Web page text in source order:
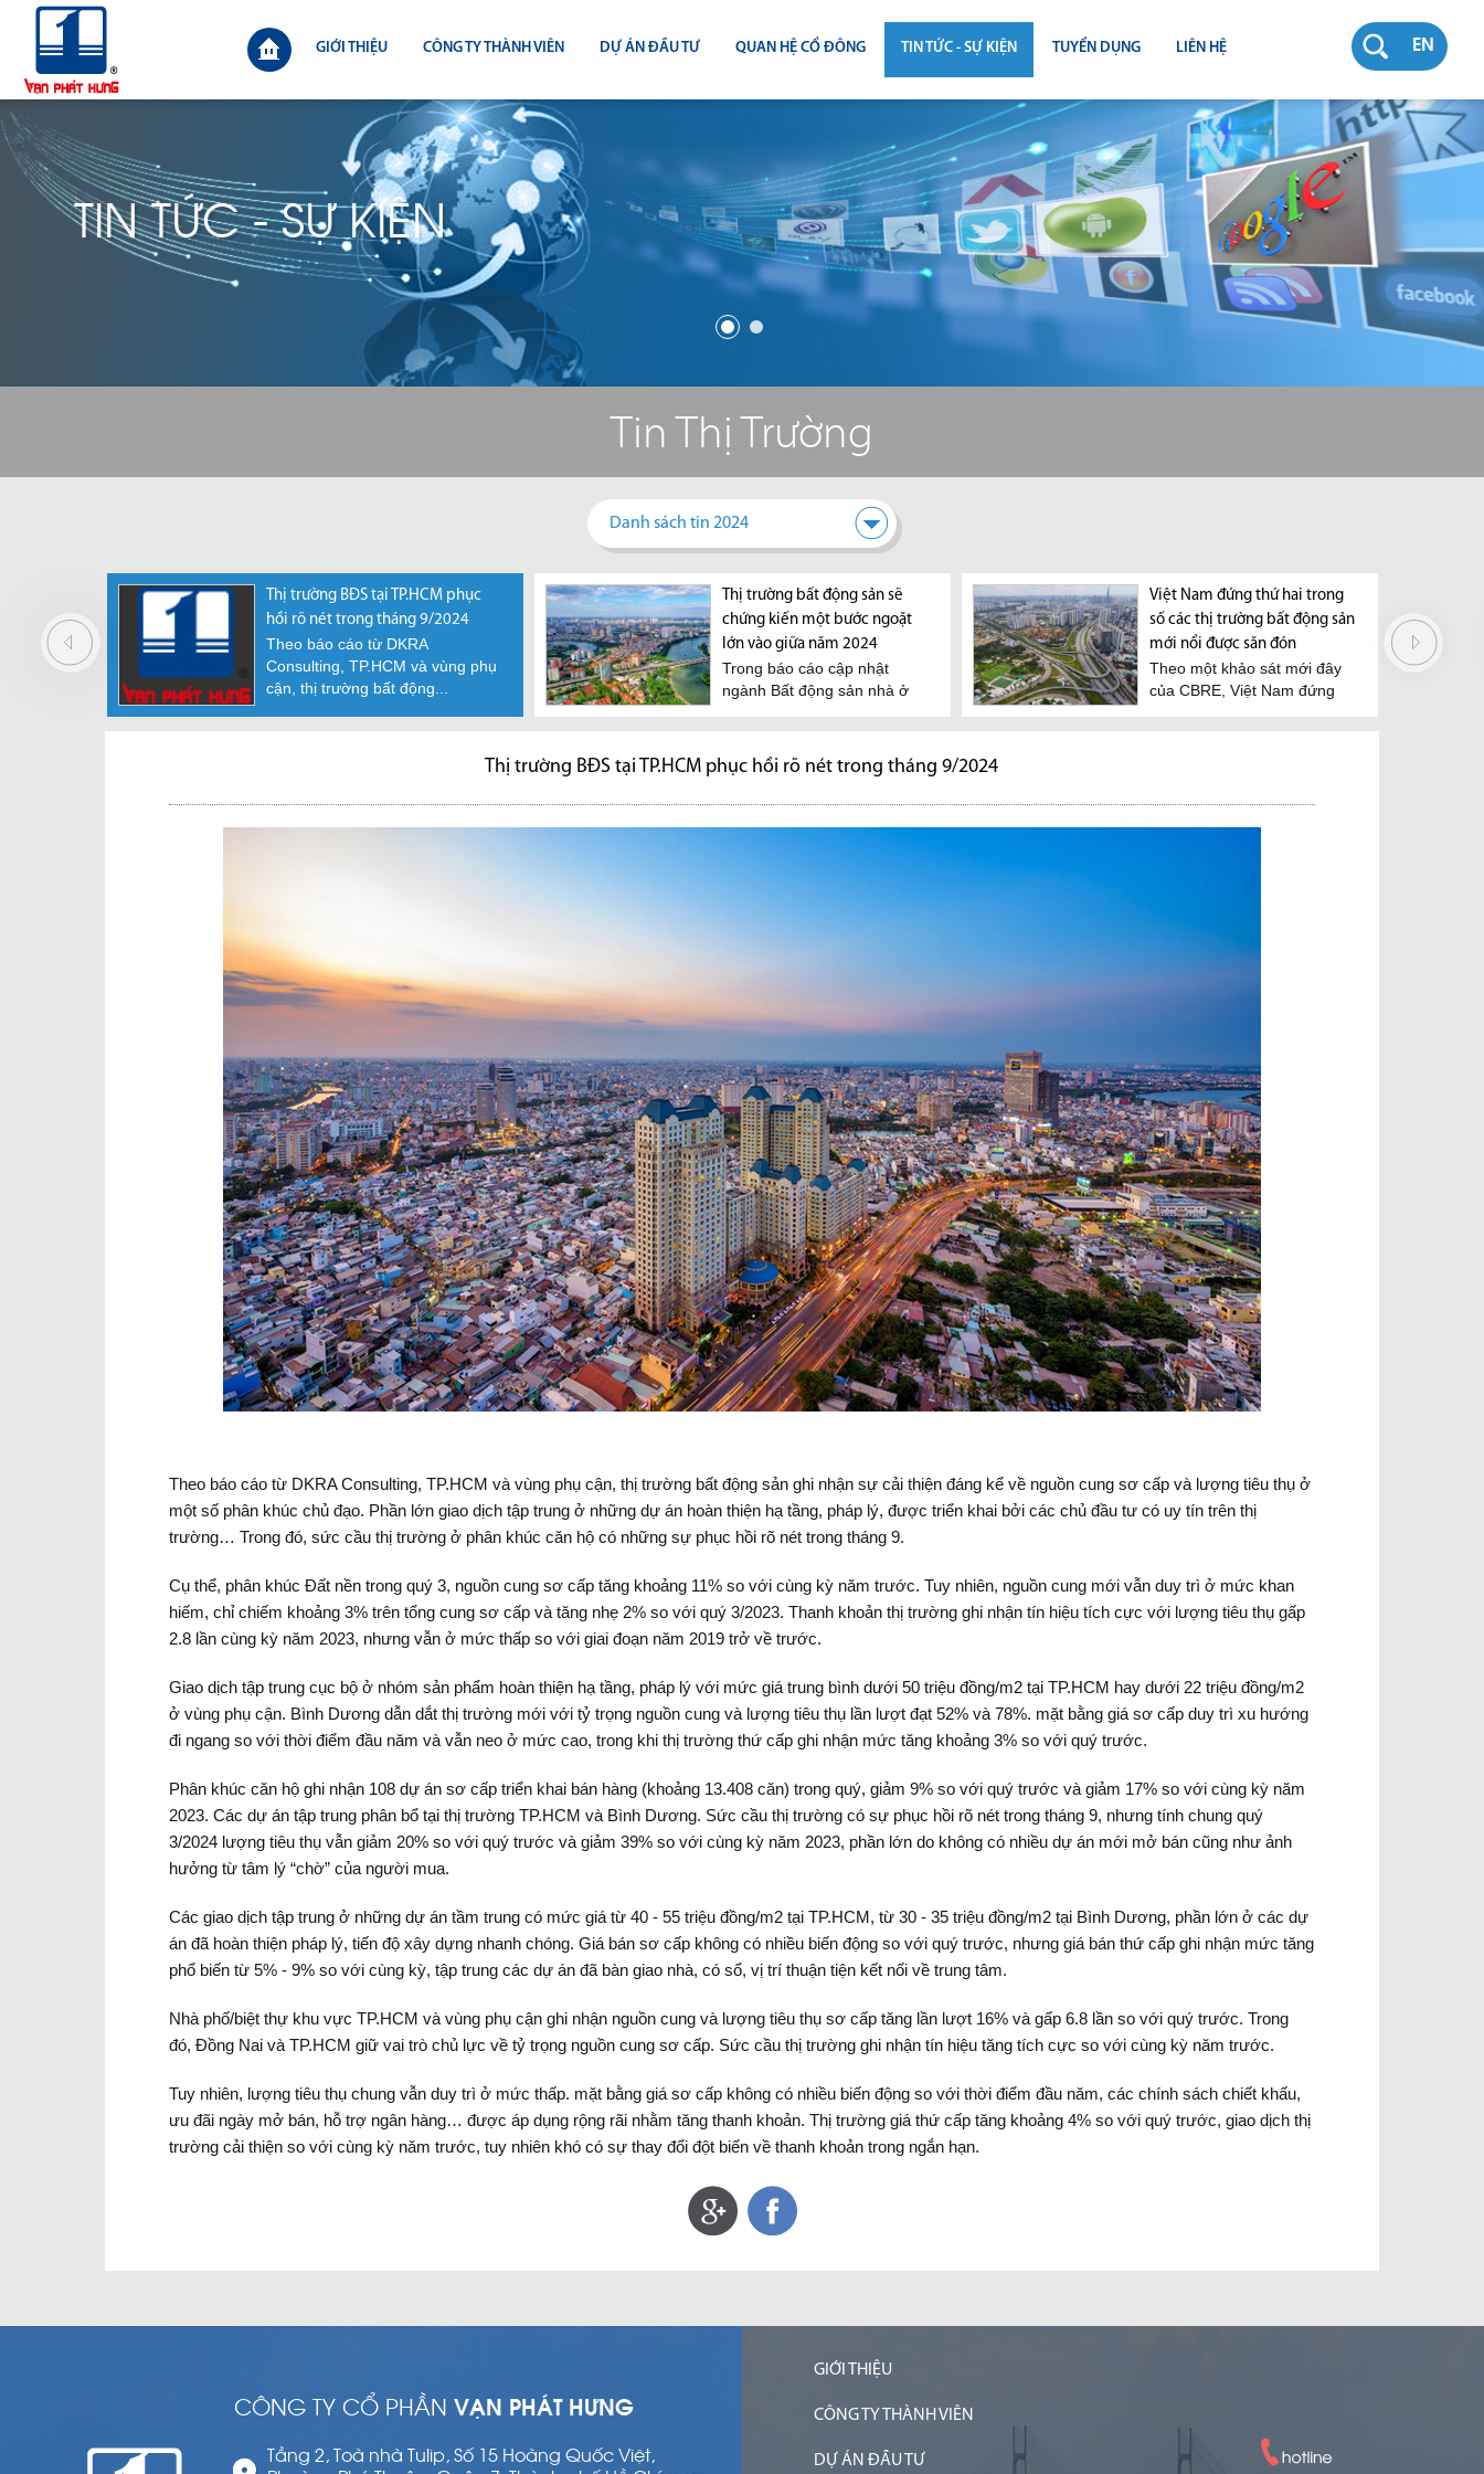
EN
GIỚI THIỆU CÔNG TY THÀNH VIÊN DỰ ÁN ĐẦU TƯ QUAN HỆ CỔ ĐÔNG
ĐẠI HỘI ĐỒNG CỔ ĐÔNG
BÁO CÁO THƯỜNG NIÊN
BÁO CÁO TÀI CHÍNH
TIN TỨC - SỰ KIỆN
TIN THỊ TRƯỜNG
TIN DỰ ÁN
TIN CÔNG TY
TUYỂN DỤNG LIÊN HỆ
TIN TỨC - SỰ KIỆN
Tin Thị Trường
Danh sách tin 2024
TP.HCM huy động 100.000 tỷ
đồng để triển khai 10 dự án
trong năm nay
Năm 2025, TP.HCM cần huy
động khoảng 100.000 tỷ
Thủ tướng phê duyệt Quy
hoạch TPHCM thời kỳ 2021-
2030, tầm nhìn đến năm 2050
Quy hoạch phê duyệt nêu rõ,
giai đoạn 2021-2030 phấn
sản
ủy quyền
Thị trường BĐS tại TP.HCM phục
hồi rõ nét trong tháng 9/2024
Theo báo cáo từ DKRA
Consulting, TP.HCM và vùng phụ
cận, thị trường bất động...
Thị trường bất động sản sẽ
chứng kiến một bước ngoặt
lớn vào giữa năm 2024
Trong báo cáo cập nhật
ngành Bất động sản nhà ở
Việt Nam đứng thứ hai trong
số các thị trường bất động sản
mới nổi được săn đón
Theo một khảo sát mới đây
của CBRE, Việt Nam đứng
Thị trường BĐS tại TP.HCM phục hồi rõ nét trong tháng 9/2024
Theo báo cáo từ DKRA Consulting, TP.HCM và vùng phụ cận, thị trường bất động sản ghi nhận sự cải thiện đáng kể về nguồn cung sơ cấp và lượng tiêu thụ ở
một số phân khúc chủ đạo. Phần lớn giao dịch tập trung ở những dự án hoàn thiện hạ tầng, pháp lý, được triển khai bởi các chủ đầu tư có uy tín trên thị
trường… Trong đó, sức cầu thị trường ở phân khúc căn hộ có những sự phục hồi rõ nét trong tháng 9.
Cụ thể, phân khúc Đất nền trong quý 3, nguồn cung sơ cấp tăng khoảng 11% so với cùng kỳ năm trước. Tuy nhiên, nguồn cung mới vẫn duy trì ở mức khan
hiếm, chỉ chiếm khoảng 3% trên tổng cung sơ cấp và tăng nhẹ 2% so với quý 3/2023. Thanh khoản thị trường ghi nhận tín hiệu tích cực với lượng tiêu thụ gấp
2.8 lần cùng kỳ năm 2023, nhưng vẫn ở mức thấp so với giai đoạn năm 2019 trở về trước.
Giao dịch tập trung cục bộ ở nhóm sản phẩm hoàn thiện hạ tầng, pháp lý với mức giá trung bình dưới 50 triệu đồng/m2 tại TP.HCM hay dưới 22 triệu đồng/m2
ở vùng phụ cận. Bình Dương dẫn dắt thị trường mới với tỷ trọng nguồn cung và lượng tiêu thụ lần lượt đạt 52% và 78%. mặt bằng giá sơ cấp duy trì xu hướng
đi ngang so với thời điểm đầu năm và vẫn neo ở mức cao, trong khi thị trường thứ cấp ghi nhận mức tăng khoảng 3% so với quý trước.
Phân khúc căn hộ ghi nhận 108 dự án sơ cấp triển khai bán hàng (khoảng 13.408 căn) trong quý, giảm 9% so với quý trước và giảm 17% so với cùng kỳ năm
2023. Các dự án tập trung phân bổ tại thị trường TP.HCM và Bình Dương. Sức cầu thị trường có sự phục hồi rõ nét trong tháng 9, nhưng tính chung quý
3/2024 lượng tiêu thụ vẫn giảm 20% so với quý trước và giảm 39% so với cùng kỳ năm 2023, phần lớn do không có nhiều dự án mới mở bán cũng như ảnh
hưởng từ tâm lý “chờ” của người mua.
Các giao dịch tập trung ở những dự án tầm trung có mức giá từ 40 - 55 triệu đồng/m2 tại TP.HCM, từ 30 - 35 triệu đồng/m2 tại Bình Dương, phần lớn ở các dự
án đã hoàn thiện pháp lý, tiến độ xây dựng nhanh chóng. Giá bán sơ cấp không có nhiều biến động so với quý trước, nhưng giá bán thứ cấp ghi nhận mức tăng
phổ biến từ 5% - 9% so với cùng kỳ, tập trung các dự án đã bàn giao nhà, có sổ, vị trí thuận tiện kết nối về trung tâm.
Nhà phố/biệt thự khu vực TP.HCM và vùng phụ cận ghi nhận nguồn cung và lượng tiêu thụ sơ cấp tăng lần lượt 16% và gấp 6.8 lần so với quý trước. Trong
đó, Đồng Nai và TP.HCM giữ vai trò chủ lực về tỷ trọng nguồn cung sơ cấp. Sức cầu thị trường ghi nhận tín hiệu tăng tích cực so với cùng kỳ năm trước.
Tuy nhiên, lượng tiêu thụ chung vẫn duy trì ở mức thấp. mặt bằng giá sơ cấp không có nhiều biến động so với thời điểm đầu năm, các chính sách chiết khấu,
ưu đãi ngày mở bán, hỗ trợ ngân hàng… được áp dụng rộng rãi nhằm tăng thanh khoản. Thị trường giá thứ cấp tăng khoảng 4% so với quý trước, giao dịch thị
trường cải thiện so với cùng kỳ năm trước, tuy nhiên khó có sự thay đổi đột biến về thanh khoản trong ngắn hạn.
CÔNG TY CỔ PHẦN VẠN PHÁT HƯNG
Tầng 2, Toà nhà Tulip, Số 15 Hoàng Quốc Việt,
GIỚI THIỆU
CÔNG TY THÀNH VIÊN
DỰ ÁN ĐẦU TƯ